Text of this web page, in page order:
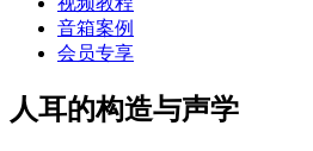
音箱案例
会员专享
人耳的构造与声学